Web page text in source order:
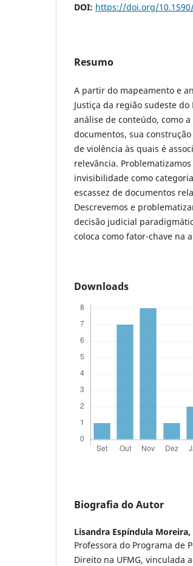
DOI: https://doi.org/
Resumo
A partir do mapeamento e
Justiça da região sudeste
análise de conteúdo, como
documentos, sua
de violência às quais é
relevância.
invisibilidade como
escassez de documentos
Descrevemos e
decisão judicial
coloca como fator-chave na
Downloads
Biografia do Autor
Lisandra Espíndula Moreira,
Professora do Programa de
Direito na UFMG, vinculada